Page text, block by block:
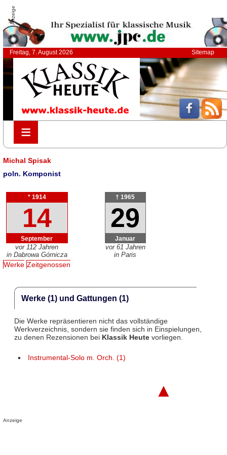
Anzeige
Freitag, 7. August 2026 Sitemap
≡
≡
Michal Spisak
poln. Komponist
* 1914
14
September
vor 112 Jahren
in Dabrowa Górnicza
† 1965
29
Januar
vor 61 Jahren
in Paris
Werke Zeitgenossen
Werke (1) und Gattungen (1)
Die Werke repräsentieren nicht das vollständige
Werkverzeichnis, sondern sie finden sich in Einspielungen,
zu denen Rezensionen bei Klassik Heutevorliegen.
Instrumental-Solo m. Orch. (1)
▲
Anzeige